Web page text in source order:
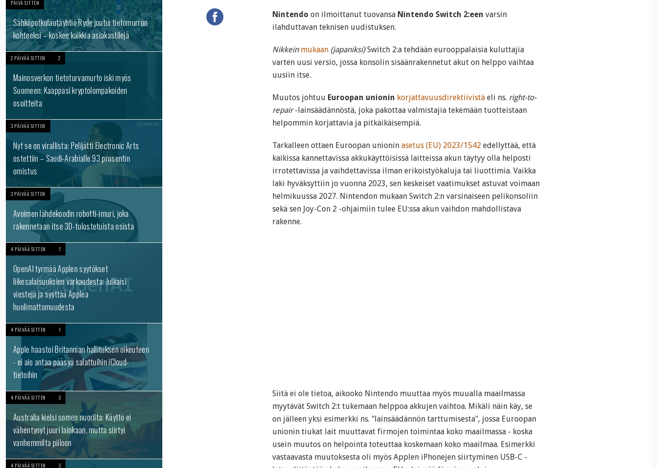
PÄIVÄ SITTEN
Sähköpotkulautayhtiö Ryde joutui tietomurron
kohteeksi – koskee kaikkia asiakastilejä
2 PÄIVÄÄ SITTEN 2
Mainosverkon tietoturvamurto iski myös
Suomeen: Kaappasi kryptolompakoiden
osoitteita
3 PÄIVÄÄ SITTEN
Nyt se on virallista: Pelijätti Electronic Arts
ostettiin – Saudi-Arabialle 93 prosentin
omistus
3 PÄIVÄÄ SITTEN
Avoimen lähdekoodin robotti-imuri, joka
rakennetaan itse 3D-tulostetuista osista
4 PÄIVÄÄ SITTEN 1
OpenAI tyrmää Applen syytökset
liikesalaisuuksien varkaudesta: Julkaisi
viestejä ja syyttää Applea
huolimattomuudesta
4 PÄIVÄÄ SITTEN 1
Apple haastoi Britannian hallituksen oikeuteen
- ei aio antaa pääsyä salattuihin iCloud-
tietoihin
4 PÄIVÄÄ SITTEN 3
Australia kielsi somen nuorilta: Käyttö ei
vähentynyt juuri lainkaan, mutta siirtyi
vanhemmilta piiloon
4 PÄIVÄÄ SITTEN 3
Nintendo on ilmoittanut tuovansa Nintendo Switch 2:een varsin
ilahduttavan teknisen uudistuksen.
Nikkein mukaan (japaniksi)Switch 2:a tehdään eurooppalaisia kuluttajia
varten uusi versio, jossa konsolin sisäänrakennetut akut on helppo vaihtaa
uusiin itse.
Muutos johtuu Euroopan unionin korjattavuusdirektiivistä eli ns. right-to-
repair-lainsäädännöstä, joka pakottaa valmistajia tekemään tuotteistaan
helpommin korjattavia ja pitkäikäisempiä.
Tarkalleen ottaen Euroopan unionin asetus (EU) 2023/1542 edellyttää, että
kaikissa kannettavissa akkukäyttöisissä laitteissa akun täytyy olla helposti
irrotettavissa ja vaihdettavissa ilman erikoistyökaluja tai liuottimia. Vaikka
laki hyväksyttiin jo vuonna 2023, sen keskeiset vaatimukset astuvat voimaan
helmikuussa 2027. Nintendon mukaan Switch 2:n varsinaiseen pelikonsoliin
sekä sen Joy-Con 2 -ohjaimiin tulee EU:ssa akun vaihdon mahdollistava
rakenne.
Siitä ei ole tietoa, aikooko Nintendo muuttaa myös muualla maailmassa
myytävät Switch 2:t tukemaan helppoa akkujen vaihtoa. Mikäli näin käy, se
on jälleen yksi esimerkki ns. "lainsäädännön tarttumisesta", jossa Euroopan
unionin tiukat lait muuttavat firmojen toimintaa koko maailmassa - koska
usein muutos on helpointa toteuttaa koskemaan koko maailmaa. Esimerkki
vastaavasta muutoksesta oli myös Applen iPhonejen siirtyminen USB-C -